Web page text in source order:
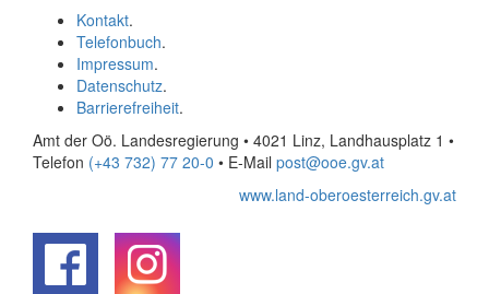
Kontakt.
Telefonbuch.
Impressum.
Datenschutz.
Barrierefreiheit.
Amt der Oö. Landesregierung • 4021 Linz, Landhausplatz 1 •
Telefon (+43 732) 77 20-0 • E-Mail post@ooe.gv.at
www.land-oberoesterreich.gv.at